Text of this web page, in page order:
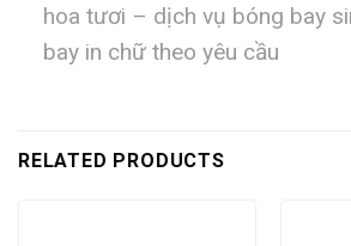
hoa tươi – dịch vụ bóng bay
bay in chữ theo yêu cầu
RELATED PRODUCTS